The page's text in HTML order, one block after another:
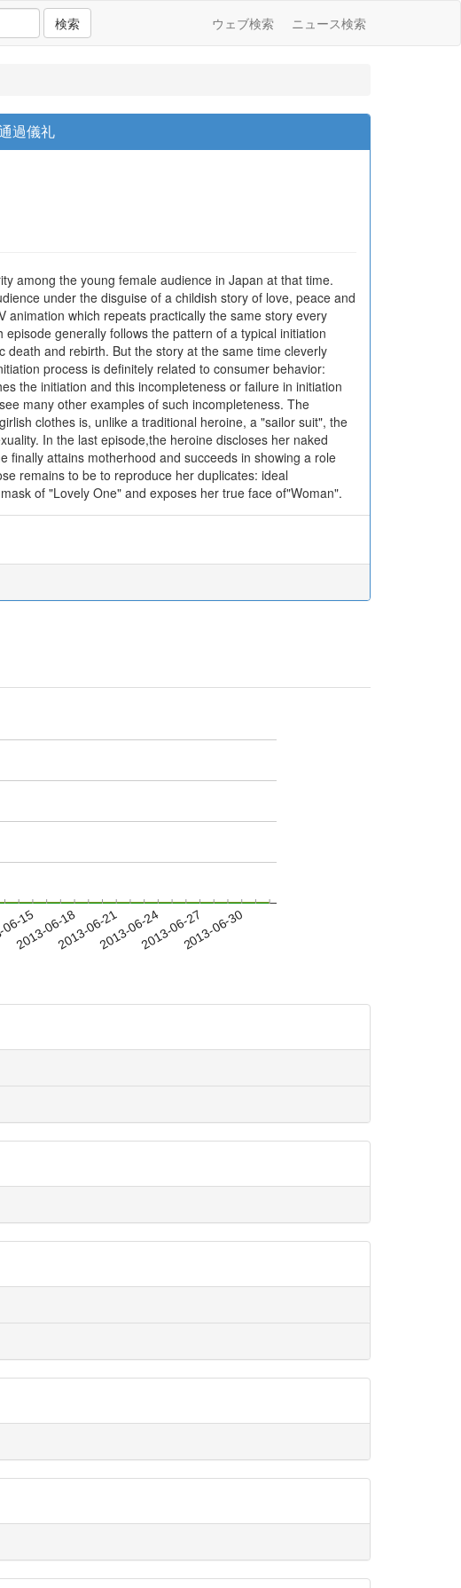
検索 ウェブ検索 ニュース検索
過儀礼
among the young female audience in Japan at that time.
under the disguise of a childish story of love, peace and
which repeats practically the same story every
generally follows the pattern of a typical initiation
and rebirth. But the story at the same time cleverly
process is definitely related to consumer behavior:
the initiation and this incompleteness or failure in initiation
many other examples of such incompleteness. The
clothes is, unlike a traditional heroine, a "sailor suit", the
In the last episode,the heroine discloses her naked
finally attains motherhood and succeeds in showing a role
remains to be to reproduce her duplicates: ideal
of "Lovely One" and exposes her true face of"Woman".
15
2013-06-182013-06-212013-06-242013-06-272013-06-30